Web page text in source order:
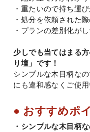
・重たいので持ち運
・処分を依頼された
・プランの差別化が
少しでも当てはまる
り壇」です！
シンプルな木目柄な
にも違和感なくご使用
● おすすめポ
・シンプルな木目柄